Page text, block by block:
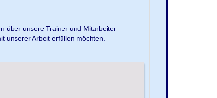
über unsere Trainer und Mitarbeiter
unserer Arbeit erfüllen möchten.